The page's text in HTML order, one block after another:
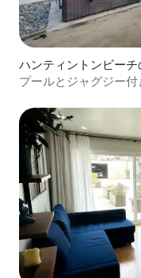
ハンティントンビーチ
プールとジャグジー